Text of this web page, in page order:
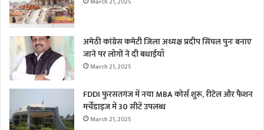
अमेठी कांग्रेस कमेटी जिला अध्यक्ष प्रदीप सिंघल पुनः बनाए
जाने पर लोगों ने दी बधाईयाँ
March 21, 2025
FDDI फुरसतगंज में नया MBA कोर्स शुरू, रीटेल और फैशन
मर्चेंडाइज में 30 सीटें उपलब्ध
March 21, 2025